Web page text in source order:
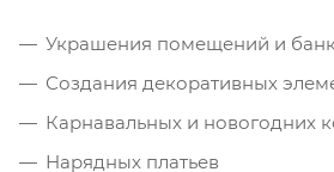
Украшения помещений и
Создания декоративных
Карнавальных и новогодних
Нарядных платьев